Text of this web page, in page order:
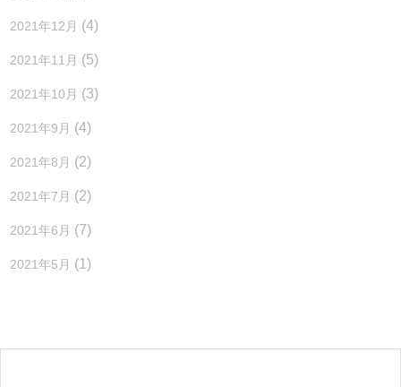
2021年12月 (4)
2021年11月 (5)
2021年10月 (3)
2021年9月 (4)
2021年8月 (2)
2021年7月 (2)
2021年6月 (7)
2021年5月 (1)